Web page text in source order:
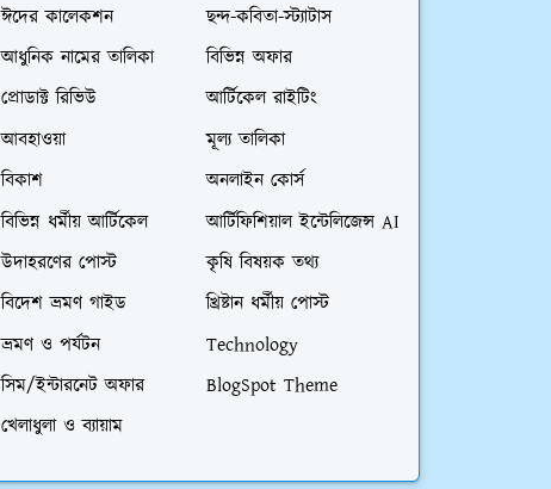
ঈদের কালেকশন
ছন্দ-কবিতা-স্ট্যাটাস
আধুনিক নামের তালিকা
বিভিন্ন অফার
প্রোডাক্ট রিভিউ
আর্টিকেল রাইটিং
আবহাওয়া
মূল্য তালিকা
বিকাশ
অনলাইন কোর্স
বিভিন্ন ধর্মীয় আর্টিকেল
আর্টিফিশিয়াল ইন্টেলিজেন্স AI
উদাহরণের পোস্ট
কৃষি বিষয়ক তথ্য
বিদেশ ভ্রমণ গাইড
খ্রিষ্টান ধর্মীয় পোস্ট
ভ্রমণ ও পর্যটন
Technology
সিম/ইন্টারনেট অফার
BlogSpot Theme
খেলাধুলা ও ব্যায়াম